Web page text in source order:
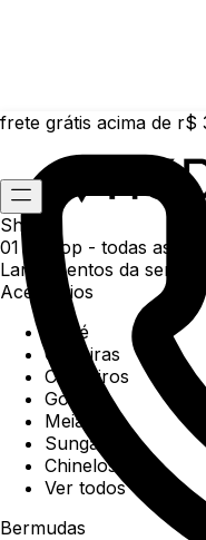
frete grátis acima de r$
Shop
01 /
Shop - todas as
Lançamentos da
Acessórios
Boné
Carteiras
Chaveiros
Gorros
Meias
Sunga
Chinelos
Ver todos
Bermudas